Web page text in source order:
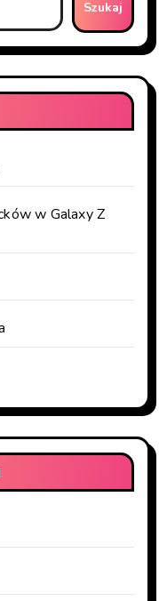
Szukaj
w Galaxy Z